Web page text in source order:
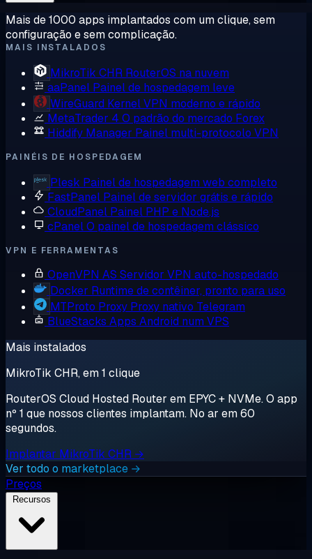
Mais de 1000 apps implantados com um clique, sem
configuração e sem complicação.
MAIS INSTALADOS
MikroTik CHR RouterOS na nuvem
aaPanel Painel de hospedagem leve
WireGuard Kernel VPN moderno e rápido
MetaTrader 4 O padrão do mercado Forex
Hiddify Manager Painel multi-protocolo VPN
PAINÉIS DE HOSPEDAGEM
Plesk Painel de hospedagem web completo
FastPanel Painel de servidor grátis e rápido
CloudPanel Painel PHP e Node.js
cPanelO painel de hospedagem clássico
VPN E FERRAMENTAS
OpenVPN AS Servidor VPN auto-hospedado
Docker Runtime de contêiner, pronto para uso
MTProto Proxy Proxy nativo Telegram
BlueStacks Apps Android num VPS
Mais instalados
MikroTik CHR, em 1 clique
RouterOS Cloud Hosted Router em EPYC + NVMe. O app
nº 1 que nossos clientes implantam. No ar em 60
segundos.
Implantar MikroTik CHR →
Ver todo o marketplace →
Preços